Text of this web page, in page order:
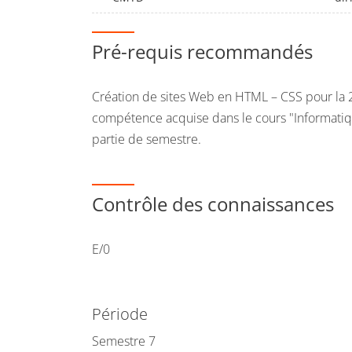
Définir de nouvelles méthodes avec ou
un résultat ;
Gérer les interactions entre objets par
méthodes ;
Traitement itératif et utilisation de
Méthodologies associées pour guider le
œuvre, et documenter.
Programmation
exercer ses compétences ;
dans un langage de programmation de
Pré-requis recommandés
Création de sites Web en HTML – CSS pour la
compétence acquise dans le cours
partie de semestre.
Contrôle des connaissances
E/0
Période
Semestre 7